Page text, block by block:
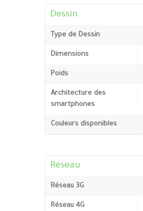
Dessin
Type de Dessin
Dimensions
Poids
Architecture des
smartphones
Couleurs disponibles
Réseau
Réseau 3G
Réseau 4G